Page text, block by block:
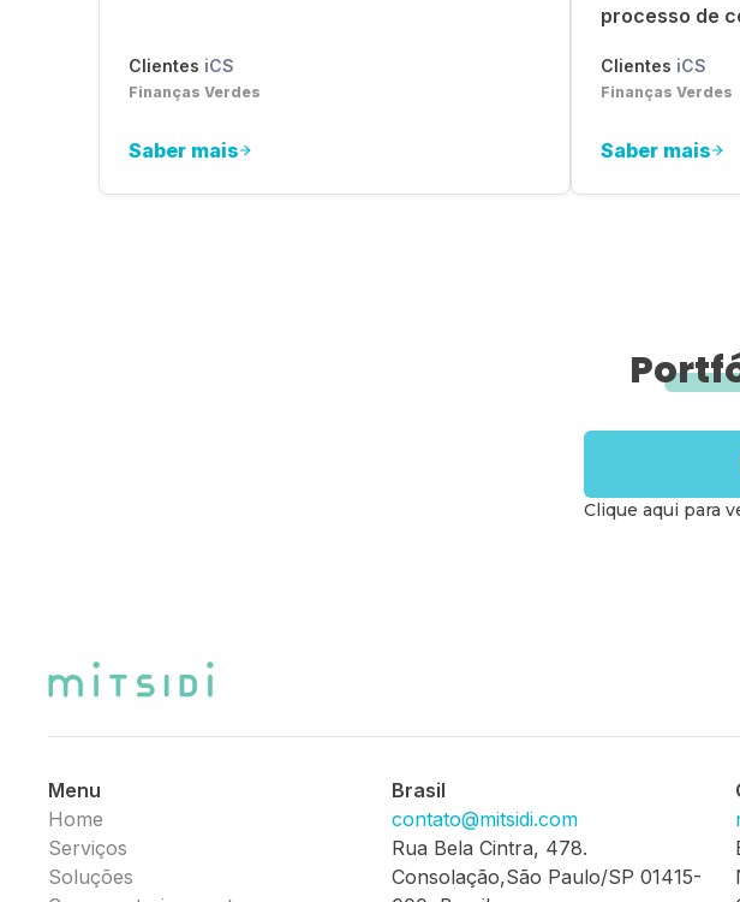
Clientes iCS
Finanças Verdes
Saber mais
processo de
Clientes iCS
Finanças Verdes
Saber mais
Clique aqui para
Menu
Home
Serviços
Soluções
Brasil
contato@mitsidi.com
Rua Bela Cintra, 478.
Consolação,São Paulo/SP 01415-